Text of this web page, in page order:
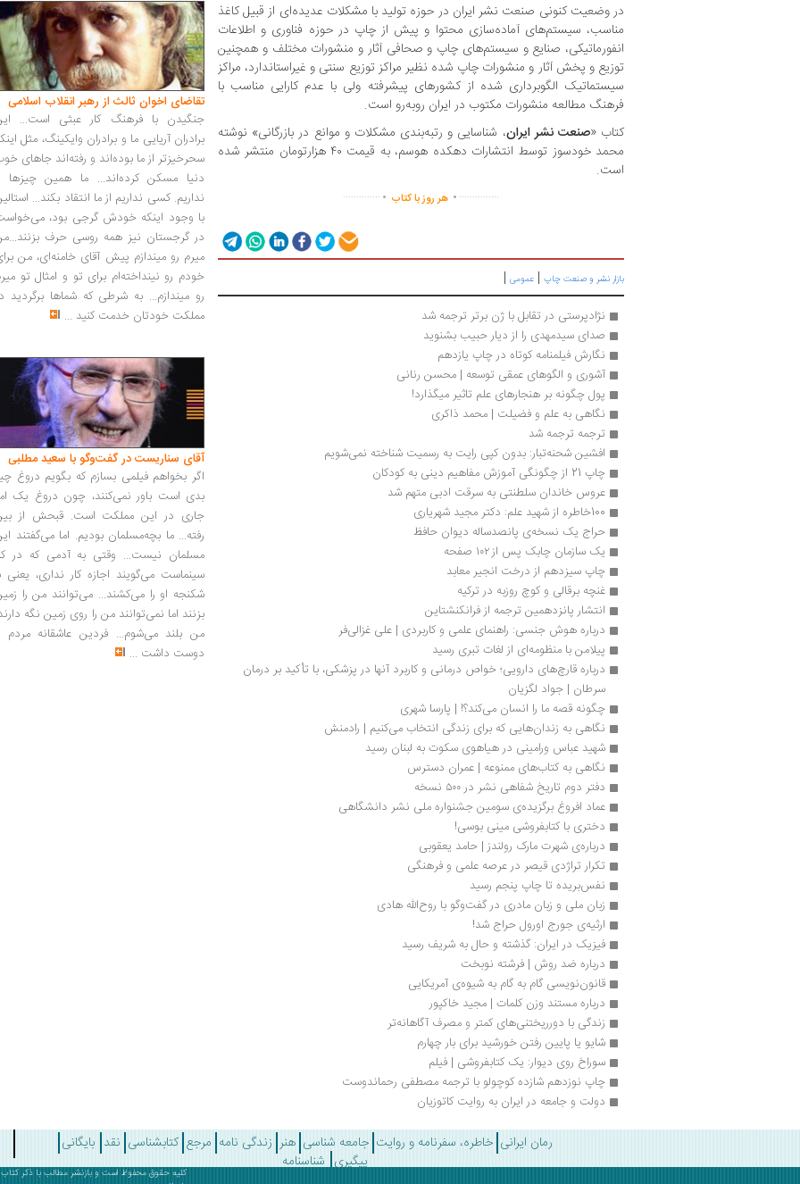
در وضعیت کنونی صنعت نشر ایران در حوزه تولید با مشکلات عدیده‌ای از قبیل کاغذ
مناسب، سیستم‌های آماده‌سازی محتوا و پیش از چاپ در حوزه فناوری و اطلاعات
انفورماتیکی، صنایع و سیستم‌های چاپ و صحافی آثار و منشورات مختلف و همچنین
توزیع و پخش آثار و منشورات چاپ شده نظیر مراکز توزیع سنتی و غیراستاندارد، مراکز
سیستماتیک الگوبرداری شده از کشورهای پیشرفته ولی با عدم کارایی مناسب با
فرهنگ مطالعه منشورات مکتوب در ایران روبه‌رو است.
کتاب «صنعت نشر ایران، شناسایی و رتبه‌بندی مشکلات و موانع در بازرگانی» نوشته
محمد خودسوز توسط انتشارات دهکده هوسم، به قیمت ۴۰ هزارتومان منتشر شده
است.
...............
. هر روز با کتاب .
..............
بازار نشر و صنعت چاپ | عمومی |
نژادپرستی در تقابل با ژن برتر ترجمه شد
صدای سید‌مهدی را از دیار حبیب بشنوید
نگارش فیلمنامه کوتاه در چاپ یازدهم
آشوری و الگوهای عمقی توسعه | محسن رنانی
پول چگونه بر هنجارهای علم تاثیر میگذارد!
نگاهی به علم و فضیلت | محمد ذاکری
ترجمه ترجمه شد
افشین شحنه‌تبار: بدون کپی رایت به رسمیت شناخته نمی‌شویم
چاپ 21 از چگونگی آموزش مفاهیم دینی به کودکان
عروس خاندان سلطنتی به سرقت ادبی متهم شد
100خاطره از شهید علم: دکتر مجید شهریاری
حراج یک نسخه‌‌ی پانصدساله دیوان حافظ
یک سازمان چابک پس از ۱۰۲ صفحه
چاپ سیزدهم از درخت انجیر معابد
غنچه برقالی و کوچ روزبه در ترکیه
انتشار پانزدهمین ترجمه از فرانکنشتاین
درباره هوش جنسی: راهنمای علمی و کاربردی | علی غزالی‌فر
پیلامن با منظومه‌ای از لغات تبری رسید
سرطان | جواد لگزیان
چگونه قصه ما را انسان می‌کند؟! | پارسا شهری
نگاهی به زندان‌هایی که برای زندگی انتخاب می‌کنیم | رادمنش
شهید عباس ورامینی در هیاهوی سکوت به لبنان رسید
نگاهی به کتاب‌های ممنوعه | عمران دسترس
دفتر دوم تاریخ شفاهی نشر در ۵۰۰ نسخه
عماد افروغ برگزیده‌ی سومین جشنواره ملی نشر دانشگاهی
دختری با کتابفروشی مینی بوسی!
درباره‌ی شهرت مارک رولندز | حامد یعقوبی
تکرار تراژدی قیصر در عرصه علمی و فرهنگی
نفس‌بریده تا چاپ پنجم رسید
زبان ملی و زبان مادری در گفت‌وگو با روح‌الله هادی
ارثیه‌ی جورج اورول حراج شد!
فیزیک در ایران: گذشته و حال به شریف رسید
درباره ضد روش | فرشته نوبخت
قانون‌نویسی گام به گام به شیوه‌ی آمریکایی
درباره مستند وزن کلمات | مجید خاکپور
زندگی با دورریختنی‌های کمتر و مصرف آگاهانه‌تر
شایو یا پایین رفتن خورشید برای بار چهارم
سوراخ روی دیوار: یک کتابفروشی | فیلم
چاپ نوزدهم شازده کوچولو با ترجمه مصطفی رحماندوست
دولت و جامعه در ایران به روایت کاتوزیان
تقاضای اخوان ثالث از رهبر انقلاب اسلامی
جنگیدن با فرهنگ کار عبثی است...
برادران آریایی ما و برادران وایکینگ، مثل
سحرخیزتر از ما بوده‌اند و رفته‌اند جاهای
دنیا مسکن کرده‌اند... ما همین چیزها
نداریم. کسی نداریم از ما انتقاد بکند...
با وجود اینکه خودش گرجی بود،
در گرجستان نیز همه روسی حرف
میرم رو میندازم پیش آقای خامنه‌ای، من
خودم رو نینداخته‌ام برای تو و امثال تو
رو میندازم... به شرطی که شماها برگردید
مملکت خودتان خدمت کنید ...
آقای سناریست در گفت‌وگو با سعید مطلبی
اگر بخواهم فیلمی بسازم که بگویم دروغ
بدی است باور نمی‌کنند، چون دروغ یک
جاری در این مملکت است. قبحش از
رفته... ما بچه‌مسلمان بودیم. اما می‌گفتند
مسلمان نیست... وقتی به آدمی که در
سینماست می‌گویند اجازه کار نداری، یعنی
شکنجه او را می‌کشند... می‌توانند من را
بزنند اما نمی‌توانند من را روی زمین نگه
من بلند می‌شوم... فردین عاشقانه مردم
دوست داشت ...
رمان ایرانی خاطره، سفرنامه و روایت جامعه شناسی هنر زندگی نامه مرجع کتابشناسی نقد بایگانی
پیگیری شناسنامه
کلیه حقوق محفوظ است و بازنشر مطالب با ذکر کتاب